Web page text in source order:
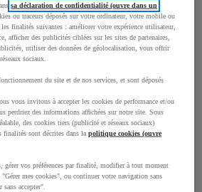
sa déclaration de confidentialité (ouvre dans un
ou traceurs déposés sur votre ordinateur, votre mobile ou
finalités suivantes : améliorer votre expérience utilisateur,
afficher des publicités ciblées sur les sites de partenaires,
utiliser des données de géolocalisation, vous offrir
sociaux.
du site et de nos services, et sont déposés
vous invitons à accepter les cookies de performance et/ou
perdriez des informations affichées sur notre site. Sous
des cookies tiers (publicité et réseaux sociaux)
finalités sont décrites dans lapolitique cookies (ouvre
gérer vos préférences par finalité, modifier à tout moment
mes cookies", ou continuer votre navigation sans
accepter".